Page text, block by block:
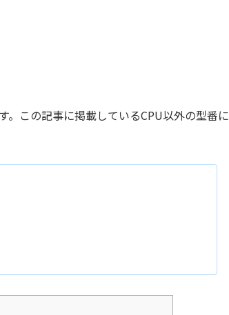
。この記事に掲載しているCPU以外の型番